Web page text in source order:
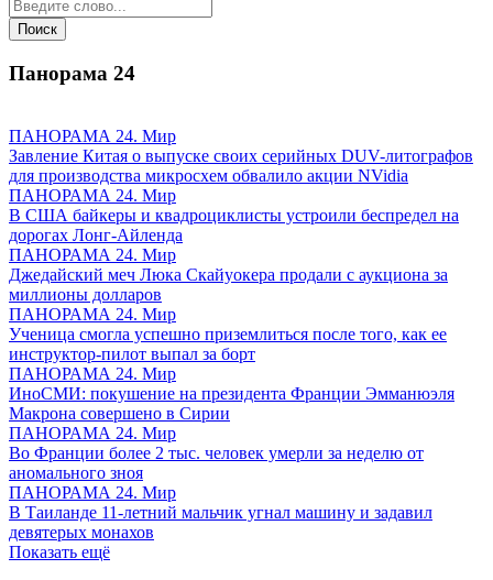
Панорама 24
ПАНОРАМА 24. Мир
Завление Китая о выпуске своих серийных DUV-литографов
для производства микросхем обвалило акции NVidia
ПАНОРАМА 24. Мир
В США байкеры и квадроциклисты устроили беспредел на
дорогах Лонг-Айленда
ПАНОРАМА 24. Мир
Джедайский меч Люка Скайуокера продали с аукциона за
миллионы долларов
ПАНОРАМА 24. Мир
Ученица смогла успешно приземлиться после того, как ее
инструктор-пилот выпал за борт
ПАНОРАМА 24. Мир
ИноСМИ: покушение на президента Франции Эмманюэля
Макрона совершено в Сирии
ПАНОРАМА 24. Мир
Во Франции более 2 тыс. человек умерли за неделю от
аномального зноя
ПАНОРАМА 24. Мир
В Таиланде 11-летний мальчик угнал машину и задавил
девятерых монахов
Показать ещё